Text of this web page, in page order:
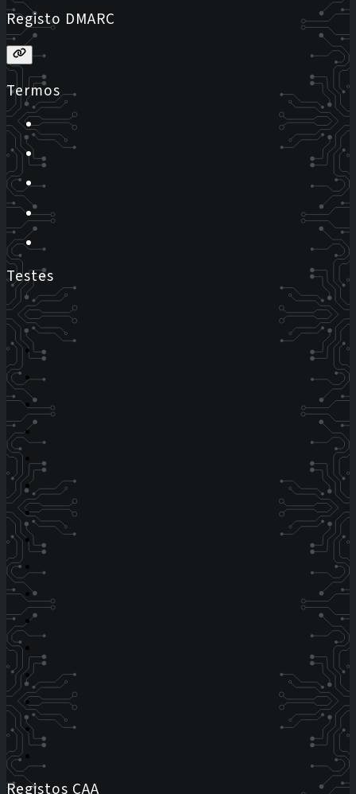
Registo DMARC
Termos
Testes
Registos CAA